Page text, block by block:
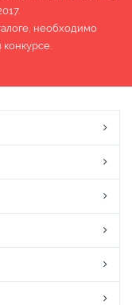
необходимо
конкурсе.